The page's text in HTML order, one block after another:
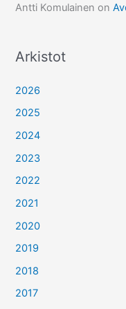
Antti Komulainen on
Arkistot
2026
2025
2024
2023
2022
2021
2020
2019
2018
2017